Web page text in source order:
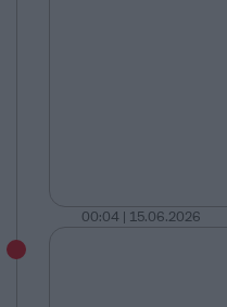
00:04 | 15.06.2026